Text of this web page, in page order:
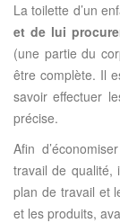
La toilette d’un
et de lui
(une partie du
être complète. Il
savoir effectuer
précise.
Afin
travail de qualité,
plan de travail et
et les produits,